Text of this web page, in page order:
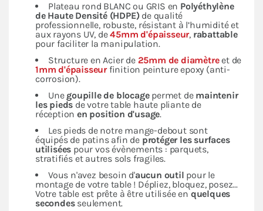
Plateau rond BLANC ou GRIS en Polyéthylène
de Haute Densité (HDPE)de qualité
professionnelle, robuste, résistant à l’humidité et
aux rayons UV, de45mm d'épaisseur, rabattable
pour faciliter la manipulation.
Structure en Acier de 25mm de diamètreet de
1mm d'épaisseurfinition peinture epoxy (anti-
corrosion).
Une goupille de blocagepermet de maintenir
les pieds de votre table haute pliante de
réception en position d'usage.
Les pieds de notre mange-debout sont
équipés de patins afin de protéger les surfaces
utilisées pour vos évènements : parquets,
stratifiés et autres sols fragiles.
Vous n'avez besoin d'aucun outil pour le
montage de votre table ! Dépliez, bloquez, posez...
Votre table est prête à être utilisée en quelques
secondesseulement.